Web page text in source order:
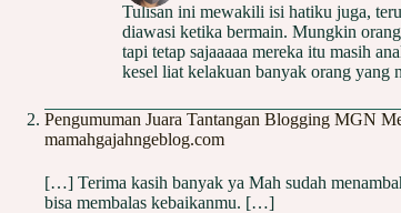
Tulisan ini mewakili isi hatiku juga,
diawasi ketika bermain. Mungkin
tapi tetap sajaaaaa mereka itu masih
kesel liat kelakuan banyak orang yang
Pengumuman Juara Tantangan Blogging MGN
mamahgajahngeblog.com
[…] Terima kasih banyak ya Mah sudah
bisa membalas kebaikanmu. […]